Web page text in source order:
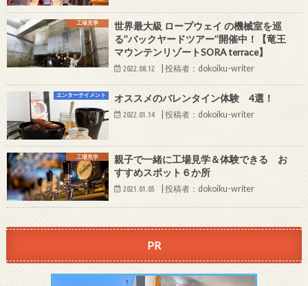
工場見学
世界最大級 ロープウェイ の機械室を巡
る’’バックヤードツアー’’開催中！【竜王
マウンテンリゾートSORA terrace】
2022.08.12 |投稿者：dokoiku-writer
エンターテイメント オススメのバレンタイン体験 4選！
2022.01.14 |投稿者：dokoiku-writer
工場見学
親子で一緒に工場見学＆体験できる お
すすめスポット６か所
2021.01.05 |投稿者：dokoiku-writer
PR